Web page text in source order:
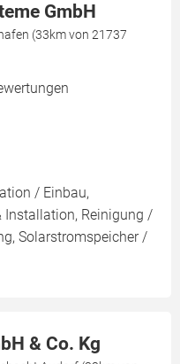
GmbH
(33km von 21737
/ Einbau,
Installation, Reinigung /
Solarstromspeicher /
& Co. Kg